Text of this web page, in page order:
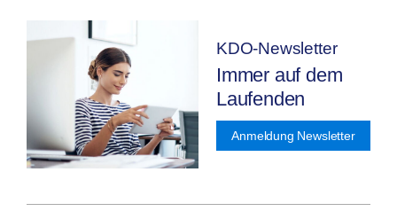
KDO-Newsletter
Immer auf dem
Laufenden
Anmeldung Newsletter